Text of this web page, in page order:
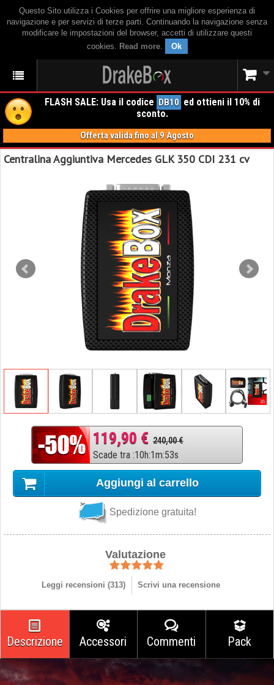
Questo Sito utilizza i Cookies per offrire una migliore esperienza di
navigazione e per servizi di terze parti. Continuando la navigazione senza
modificare le impostazioni del browser, accetti di utilizzare questi
cookies. Read more. Ok
FLASH SALE: Usa il codice DB10 ed ottieni il 10% di
sconto.
Offerta valida fino al 9 Agosto
Centralina Aggiuntiva Mercedes GLK 350 CDI 231 cv
119,90 € 240,00 €
Scade tra :10h:1m:52s
Aggiungi al carrello
Spedizione gratuita!
Valutazione
Leggi recensioni (313) Scrivi una recensione
Descrizione Accessori Commenti Pack